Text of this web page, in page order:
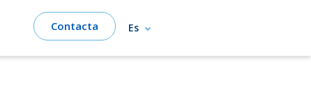
Contacta Es